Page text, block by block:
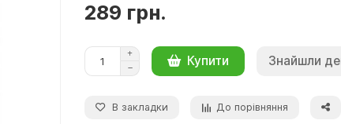
289 грн.
Купити Знайшли
В закладки До порівняння